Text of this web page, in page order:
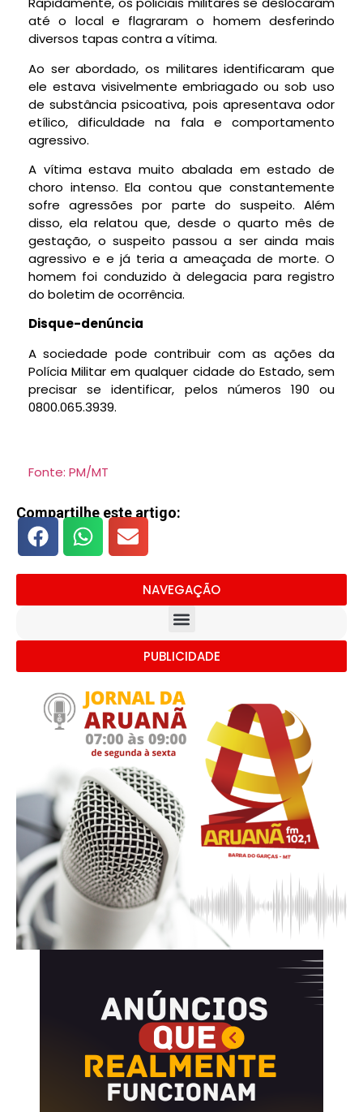
até o local e flagraram o homem desferindo
diversos tapas contra a vítima.
Ao ser abordado, os militares identificaram que
ele estava visivelmente embriagado ou sob uso
de substância psicoativa, pois apresentava odor
etílico, dificuldade na fala e comportamento
agressivo.
A vítima estava muito abalada em estado de
choro intenso. Ela contou que constantemente
sofre agressões por parte do suspeito. Além
disso, ela relatou que, desde o quarto mês de
gestação, o suspeito passou a ser ainda mais
agressivo e e já teria a ameaçada de morte. O
homem foi conduzido à delegacia para registro
do boletim de ocorrência.
Disque-denúncia
A sociedade pode contribuir com as ações da
Polícia Militar em qualquer cidade do Estado, sem
precisar se identificar, pelos números 190 ou
0800.065.3939.
Fonte: PM/MT
Compartilhe este artigo:
NAVEGAÇÃO
PUBLICIDADE